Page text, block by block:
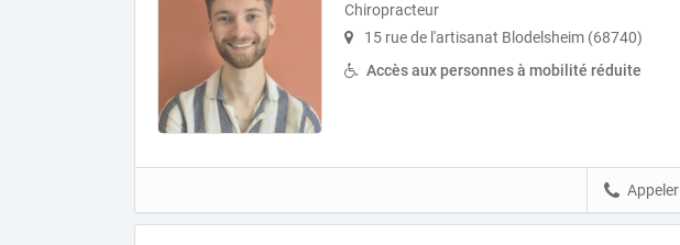
Chiropracteur
15 rue de l'artisanat Blodelsheim (68740)
Accès aux personnes à mobilité réduite
Appeler